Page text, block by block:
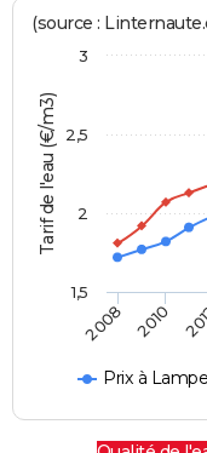
Tarif de l'eau (€/m3)
(source :
Prix à
2008 2010
1,5
2
2,5
3